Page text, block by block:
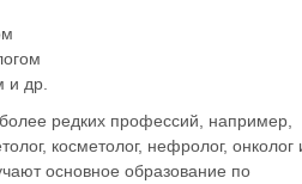
и др.
редких профессий, например,
косметолог, нефролог, онколог
основное образование по